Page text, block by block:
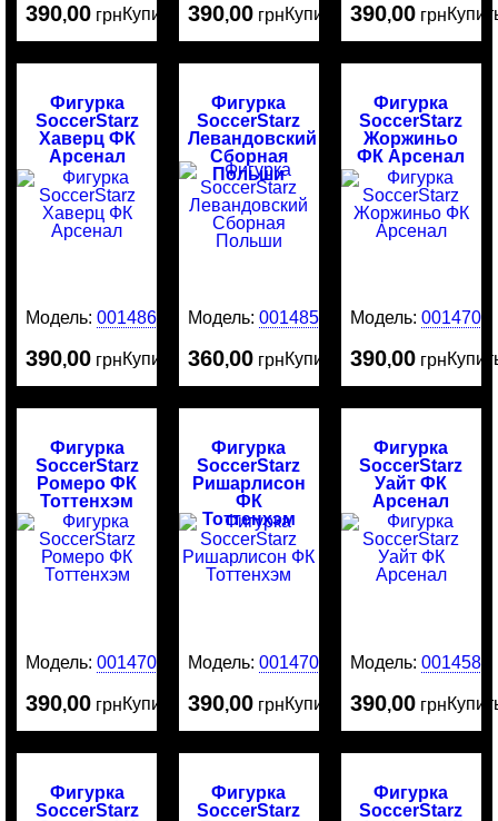
390,00 грнКупить 390,00 грнКупить 390,00 грн
Фигурка
SoccerStarz
Хаверц ФК
Арсенал
Модель:0014865
390,00 грнКупить
Фигурка
SoccerStarz
Левандовский
Сборная
Польши
Модель:0014859
360,00 грнКупить
Фигурка
SoccerStarz
Жоржиньо
ФК Арсенал
Модель: 0014709
390,00 грн
Фигурка
SoccerStarz
Ромеро ФК
Тоттенхэм
Модель:0014707
390,00 грнКупить
Фигурка
SoccerStarz
Ришарлисон
ФК
Тоттенхэм
Модель:0014706
390,00 грнКупить
Фигурка
SoccerStarz
Уайт ФК
Арсенал
Модель: 0014587
390,00 грн
Фигурка
SoccerStarz
Фигурка
SoccerStarz
Фигурка
SoccerStarz